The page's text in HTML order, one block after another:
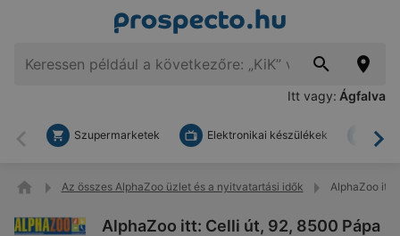
Itt vagy: Ágfalva
Vissza
Szupermarketek Elektronikai készülékek
Az összes AlphaZoo üzlet és a nyitvatartási idők AlphaZoo itt:
AlphaZoo itt: Celli út, 92, 8500 Pápa